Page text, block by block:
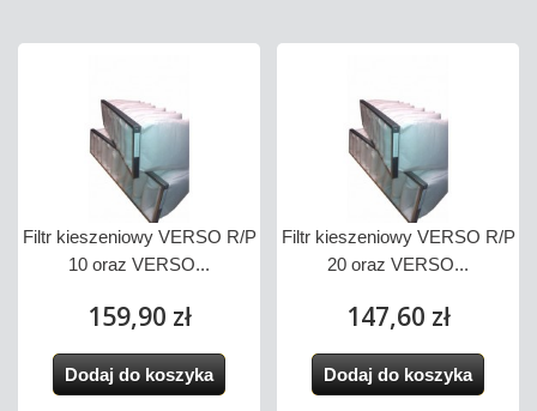
Filtr kieszeniowy VERSO R/P
10 oraz VERSO...
159,90 zł
Dodaj do koszyka
Filtr kieszeniowy VERSO R/P
20 oraz VERSO...
147,60 zł
Dodaj do koszyka